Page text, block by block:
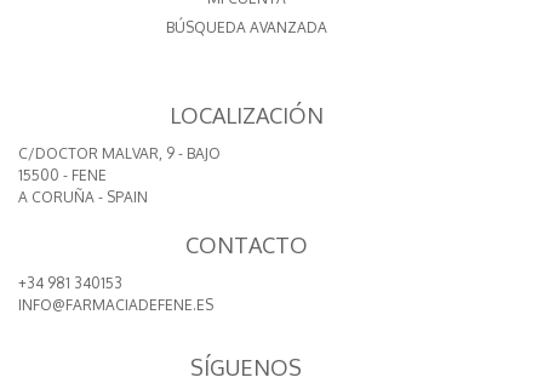
BÚSQUEDA AVANZADA
LOCALIZACIÓN
C/DOCTOR MALVAR, 9 - BAJO
15500 - FENE
A CORUÑA - SPAIN
CONTACTO
+34 981 340153
INFO@FARMACIADEFENE.ES
SÍGUENOS